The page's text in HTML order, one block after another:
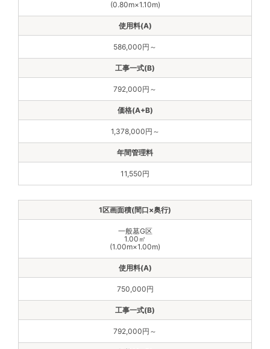
(0.80m×1.10m)
586,000円～
792,000円～
1,378,000円～
11,550円
一般墓G区
1.00㎡
(1.00m×1.00m)
750,000円
792,000円～